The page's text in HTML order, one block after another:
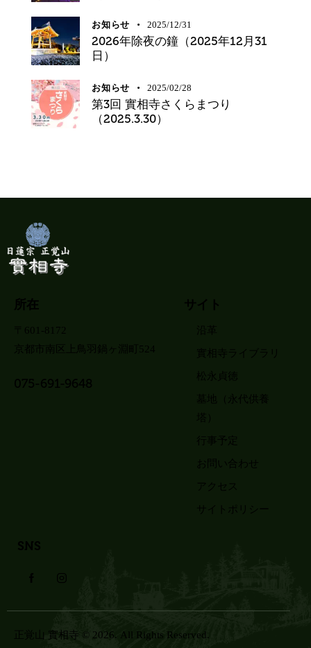
お知らせ 2025/12/31
2026年除夜の鐘（2025年12月31
日）
お知らせ 2025/02/28
第3回 實相寺さくらまつり
（2025.3.30）
所在
〒601-8172
京都市南区上鳥羽鍋ヶ淵町524
075-691-9648
サイト
沿革
實相寺ライブラリ
松永貞徳
墓地（永代供養
塔）
行事予定
お問い合わせ
アクセス
サイトポリシー
SNS
正覚山 實相寺 © 2026. All Rights Reserved.